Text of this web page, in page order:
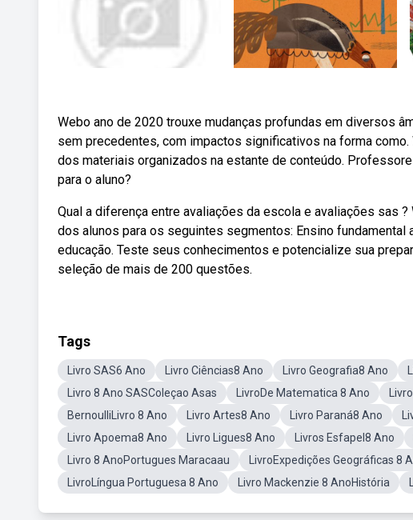
Webo ano de 2020 trouxe mudanças profundas em diversos
sem precedentes, com impactos significativos na forma
dos materiais organizados na estante de conteúdo.
para o aluno?
Qual a diferença entre avaliações da escola e avaliações sas
dos alunos para os seguintes segmentos: Ensino fundamental
educação. Teste seus conhecimentos e potencialize sua
seleção de mais de 200 questões.
Tags
Livro SAS6 Ano Livro Ciências8 Ano Livro Geografia8 Ano
Livro 8 Ano SASColeçao Asas
LivroDe Matematica 8 Ano
BernoulliLivro 8 Ano
Livro Artes8 Ano Livro Paraná8 Ano
Livro Apoema8 Ano
Livro Ligues8 Ano Livros Esfapel8 Ano
Livro 8 AnoPortugues Maracaau
LivroExpedições Geográficas 8
LivroLíngua Portuguesa 8 Ano
Livro Mackenzie 8 AnoHistória